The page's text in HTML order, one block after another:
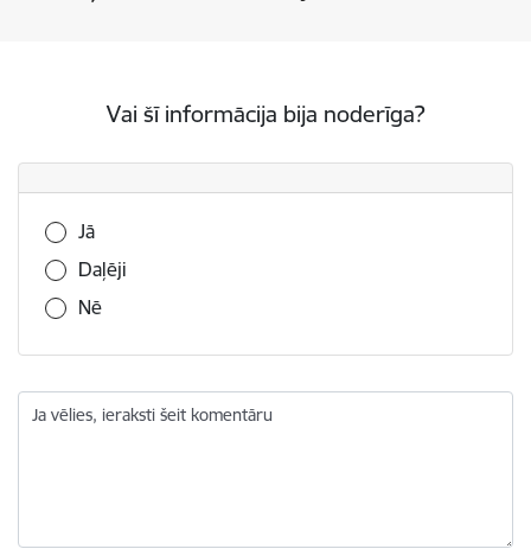
Vai šī informācija bija noderīga?
Vai šī informācija bija noderīga?
Jā
Daļēji
Nē
Ja vēlies, ieraksti šeit komentāru